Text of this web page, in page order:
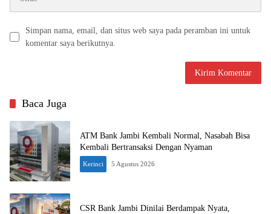
Simpan nama, email, dan situs web saya pada peramban ini untuk
komentar saya berikutnya.
Baca Juga
ATM Bank Jambi Kembali Normal, Nasabah Bisa
Kembali Bertransaksi Dengan Nyaman
Kerinci 5 Agustus 2026
CSR Bank Jambi Dinilai Berdampak Nyata,